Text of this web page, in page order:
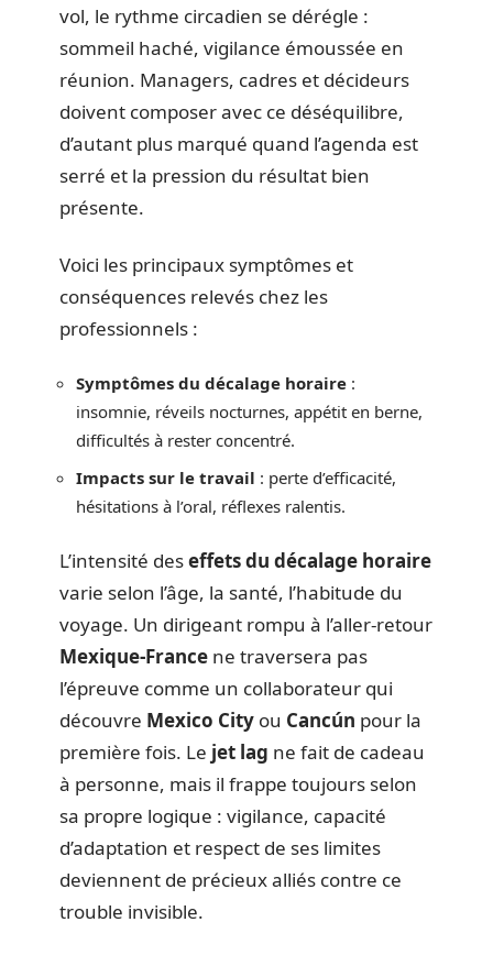
vol, le rythme circadien se dérégle :
sommeil haché, vigilance émoussée en
réunion. Managers, cadres et décideurs
doivent composer avec ce déséquilibre,
d’autant plus marqué quand l’agenda est
serré et la pression du résultat bien
présente.
Voici les principaux symptômes et
conséquences relevés chez les
professionnels :
Symptômes du décalage horaire :
insomnie, réveils nocturnes, appétit en berne,
difficultés à rester concentré.
Impacts sur le travail : perte d’efficacité,
hésitations à l’oral, réflexes ralentis.
L’intensité deseffets du décalage horaire
varie selon l’âge, la santé, l’habitude du
voyage. Un dirigeant rompu à l’aller-retour
Mexique-France ne traversera pas
l’épreuve comme un collaborateur qui
découvre Mexico City ou Cancún pour la
première fois. Le jet lag ne fait de cadeau
à personne, mais il frappe toujours selon
sa propre logique : vigilance, capacité
d’adaptation et respect de ses limites
deviennent de précieux alliés contre ce
trouble invisible.